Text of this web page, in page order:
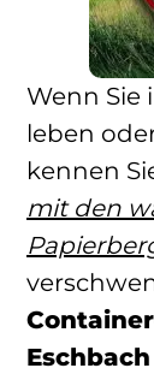
Wenn Sie
leben
kennen
mit den